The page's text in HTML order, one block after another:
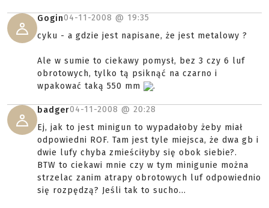
Gogin04-11-2008 @ 19:35
cyku - a gdzie jest napisane, że jest metalowy ?
Ale w sumie to ciekawy pomysł, bez 3 czy 6 luf
obrotowych, tylko tą psiknąć na czarno i
wpakować taką 550 mm
.
badger04-11-2008 @ 20:28
Ej, jak to jest minigun to wypadałoby żeby miał
odpowiedni ROF. Tam jest tyle miejsca, że dwa gb i
dwie lufy chyba zmieściłyby się obok siebie?.
BTW to ciekawi mnie czy w tym minigunie można
strzelac zanim atrapy obrotowych luf odpowiednio
się rozpędzą? Jeśli tak to sucho...